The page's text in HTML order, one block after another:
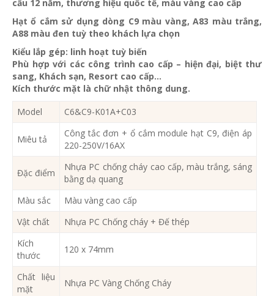
cấu 12 năm, thương hiệu quốc tế, màu vàng cao cấp
Hạt ổ cắm sử dụng dòng C9 màu vàng, A83 màu trắng,
A88 màu đen tuỳ theo khách lựa chọn
Kiểu lắp gép: linh hoạt tuỳ biến
Phù hợp với các công trình cao cấp – hiện đại, biệt thư
sang, Khách sạn, Resort cao cấp…
Kích thước mặt là chữ nhật thông dung.
Model
C6&C9-K01A+C03
Miêu tả
Công tắc đơn + ổ cắm module hạt C9, điện áp
220-250V/16AX
Đặc điểm
Nhựa PC chống cháy cao cấp, màu trắng, sáng
bằng dạ quang
Màu sắc
Màu vàng cao cấp
Vật chất
Nhựa PC Chống cháy + Đế thép
Kích
thước
120 x 74mm
Chất liệu
mặt
Nhựa PC Vàng Chống Cháy